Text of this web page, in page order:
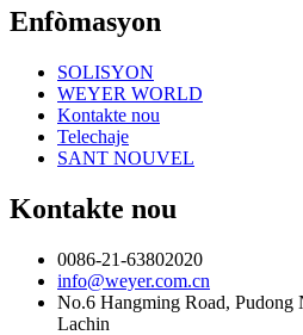
Enfòmasyon
SOLISYON
WEYER WORLD
Kontakte nou
Telechaje
SANT NOUVEL
Kontakte nou
0086-21-63802020
info@weyer.com.cn
No.6 Hangming Road, Pudong
Lachin